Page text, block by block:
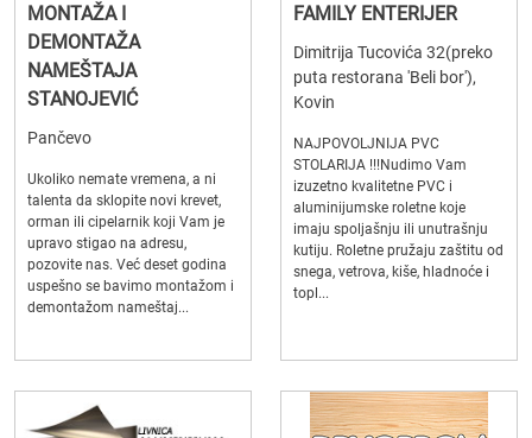
MONTAŽA I
DEMONTAŽA
NAMEŠTAJA
STANOJEVIĆ
Pančevo
Ukoliko nemate vremena, a ni
talenta da sklopite novi krevet,
orman ili cipelarnik koji Vam je
upravo stigao na adresu,
pozovite nas. Već deset godina
uspešno se bavimo montažom i
demontažom nameštaj...
FAMILY ENTERIJER
Dimitrija Tucovića 32(preko
puta restorana 'Beli bor'),
Kovin
NAJPOVOLJNIJA PVC
STOLARIJA !!!Nudimo Vam
izuzetno kvalitetne PVC i
aluminijumske roletne koje
imaju spoljašnju ili unutrašnju
kutiju. Roletne pružaju zaštitu od
snega, vetrova, kiše, hladnoće i
topl...